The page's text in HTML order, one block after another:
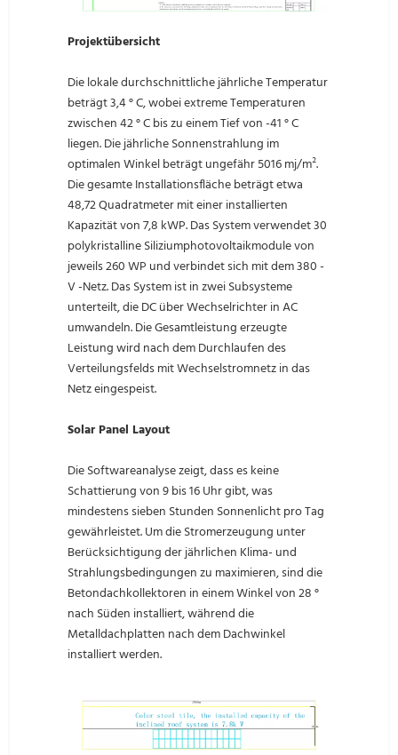
Projektübersicht
Die lokale durchschnittliche jährliche Temperatur
beträgt 3,4 ° C, wobei extreme Temperaturen
zwischen 42 ° C bis zu einem Tief von -41 ° C
liegen. Die jährliche Sonnenstrahlung im
optimalen Winkel beträgt ungefähr 5016 mj/m².
Die gesamte Installationsfläche beträgt etwa
48,72 Quadratmeter mit einer installierten
Kapazität von 7,8 kWP. Das System verwendet 30
polykristalline Siliziumphotovoltaikmodule von
jeweils 260 WP und verbindet sich mit dem 380 -
V -Netz. Das System ist in zwei Subsysteme
unterteilt, die DC über Wechselrichter in AC
umwandeln. Die Gesamtleistung erzeugte
Leistung wird nach dem Durchlaufen des
Verteilungsfelds mit Wechselstromnetz in das
Netz eingespeist.
Solar Panel Layout
Die Softwareanalyse zeigt, dass es keine
Schattierung von 9 bis 16 Uhr gibt, was
mindestens sieben Stunden Sonnenlicht pro Tag
gewährleistet. Um die Stromerzeugung unter
Berücksichtigung der jährlichen Klima- und
Strahlungsbedingungen zu maximieren, sind die
Betondachkollektoren in einem Winkel von 28 °
nach Süden installiert, während die
Metalldachplatten nach dem Dachwinkel
installiert werden.